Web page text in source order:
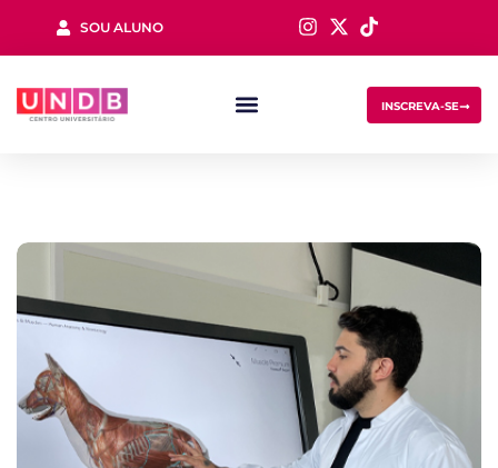
SOU ALUNO
INSCREVA-SE
Remember me Lost your password?